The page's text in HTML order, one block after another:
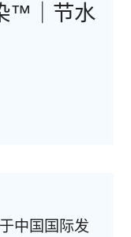
™｜节水
中国国际发